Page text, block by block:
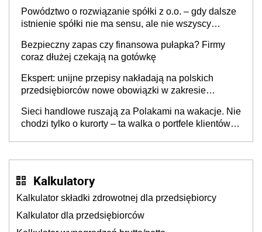
Powództwo o rozwiązanie spółki z o.o. – gdy dalsze
istnienie spółki nie ma sensu, ale nie wszyscy
Bezpieczny zapas czy finansowa pułapka? Firmy
coraz dłużej czekają na gotówkę
Ekspert: unijne przepisy nakładają na polskich
przedsiębiorców nowe obowiązki w zakresie
Sieci handlowe ruszają za Polakami na wakacje. Nie
chodzi tylko o kurorty – ta walka o portfele klientów
Kalkulatory
Kalkulator składki zdrowotnej dla przedsiębiorcy
Kalkulator dla przedsiębiorców